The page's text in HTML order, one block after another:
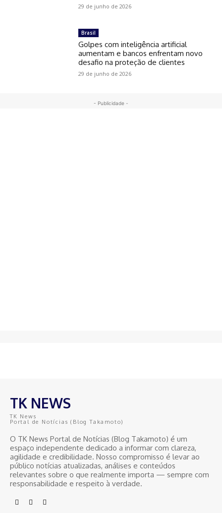
29 de junho de 2026
Brasil
Golpes com inteligência artificial
aumentam e bancos enfrentam novo
desafio na proteção de clientes
29 de junho de 2026
- Publicidade -
TK NEWS
TK News
Portal de Notícias (Blog Takamoto)
O TK News Portal de Notícias (Blog Takamoto) é um
espaço independente dedicado a informar com clareza,
agilidade e credibilidade. Nosso compromisso é levar ao
público notícias atualizadas, análises e conteúdos
relevantes sobre o que realmente importa — sempre com
responsabilidade e respeito à verdade.